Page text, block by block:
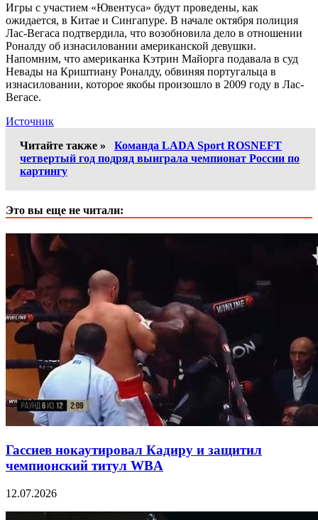
Игры с участием «Ювентуса» будут проведены, как
ожидается, в Китае и Сингапуре. В начале октября полиция
Лас-Вегаса подтвердила, что возобновила дело в отношении
Роналду об изнасиловании американской девушки.
Напомним, что американка Кэтрин Майорга подавала в суд
Невады на Криштиану Роналду, обвиняя португальца в
изнасиловании, которое якобы произошло в 2009 году в Лас-
Вегасе.
Источник
Читайте также »
Команда LADA Sport ROSNEFT
четвертый год подряд выиграла чемпионат России по
картингу
Это вы еще не читали:
Гассиев нокаутировал Кадиру и защитил
чемпионский титул WBA
12.07.2026